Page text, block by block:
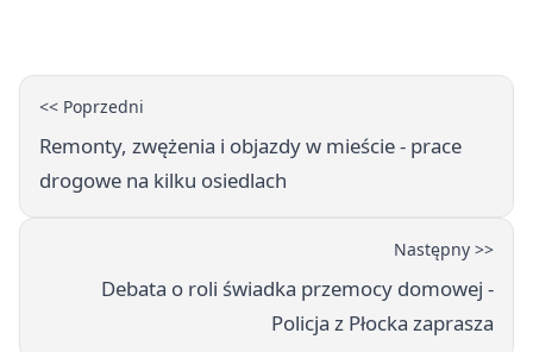
<< Poprzedni
Remonty, zwężenia i objazdy w mieście - prace
drogowe na kilku osiedlach
Następny >>
Debata o roli świadka przemocy domowej -
Policja z Płocka zaprasza